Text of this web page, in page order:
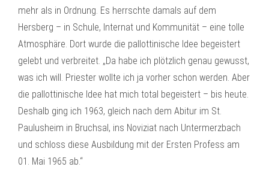
mehr als in Ordnung. Es herrschte damals auf dem
Hersberg – in Schule, Internat und Kommunität – eine tolle
Atmosphäre. Dort wurde die pallottinische Idee begeistert
gelebt und verbreitet. „Da habe ich plötzlich genau gewusst,
was ich will. Priester wollte ich ja vorher schon werden. Aber
die pallottinische Idee hat mich total begeistert – bis heute.
Deshalb ging ich 1963, gleich nach dem Abitur im St.
Paulusheim in Bruchsal, ins Noviziat nach Untermerzbach
und schloss diese Ausbildung mit der Ersten Profess am
01. Mai 1965 ab.“